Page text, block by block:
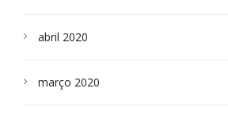
abril 2020
março 2020